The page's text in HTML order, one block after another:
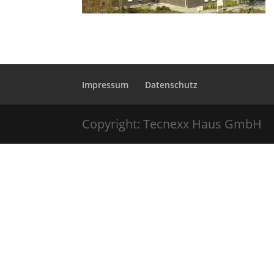
Impressum Datenschutz
Copyright: Tecnexx Haus GmbH